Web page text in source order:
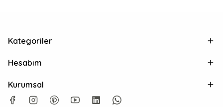
Kategoriler
Hesabım
Kurumsal